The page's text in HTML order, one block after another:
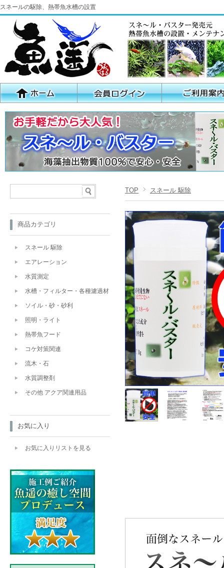
スネールの駆除、熱帯魚水槽の設置
TOP スネール 駆除
商品カテゴリ
スネール 駆除
エアレーション
水質測定
水槽・フィルター・各種濾過材
ソイル・砂・砂利
照明・ライト
熱帯魚フード
コケ対策関連
流木・石
水質調整剤
その他 アクア関連用品
お気に入り
お気に入りリストを見る